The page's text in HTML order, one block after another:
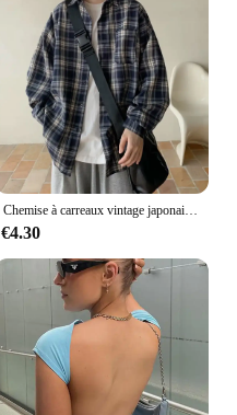
Chemise à carreaux vintage japonaise pour hommes, manches longues, nouveau modèle, adt-fit, décontracté, haut de gamme, drapeau, veste pour hommes, printemps, automne
€4.30